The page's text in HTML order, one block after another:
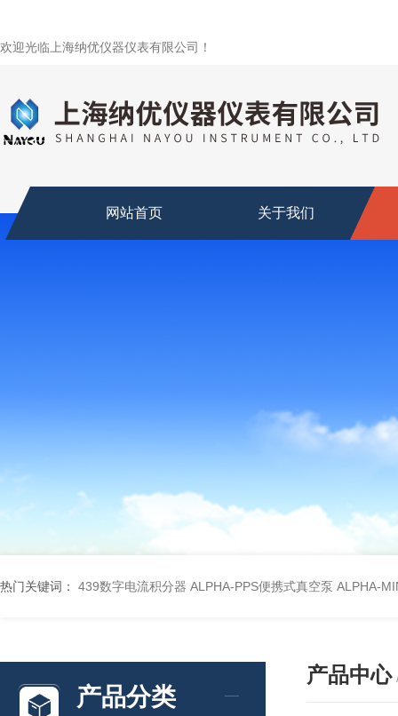
欢迎光临上海纳优仪器仪表有限公司！
网站首页 关于我们
热门关键词： 439数字电流积分器 ALPHA-PPS便携式真空泵 ALPHA-
产品分类
产品中心